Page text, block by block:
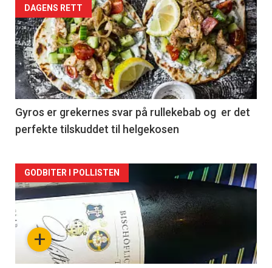
Forsiden
akkurat
nå
-
2
DAGENS RETT
Gyros er grekernes svar på rullekebab og er det
perfekte tilskuddet til helgekosen
Forsiden
akkurat
nå+
GODBITER I POLLISTEN